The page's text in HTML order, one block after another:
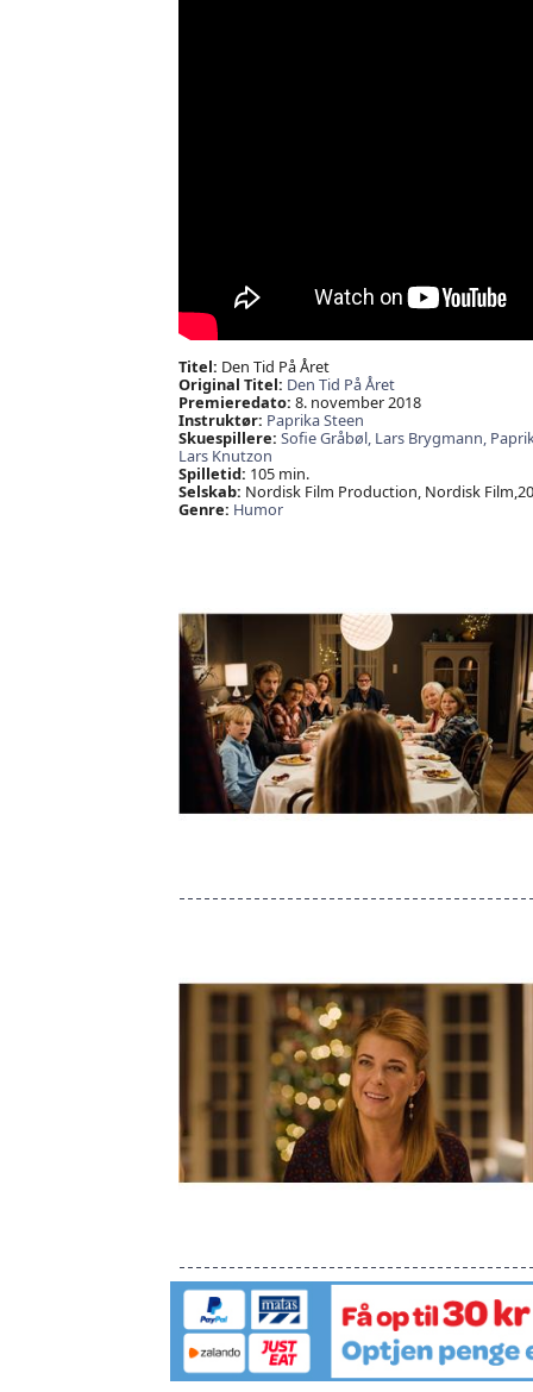
Titel: Den Tid På Året
Original Titel: Den Tid På Året
Premieredato: 8. november 2018
Instruktør: Paprika Steen
Skuespillere: Sofie Gråbøl, Lars Brygmann,
Lars Knutzon
Spilletid: 105 min.
Selskab: Nordisk Film Production, Nordisk
Genre: Humor